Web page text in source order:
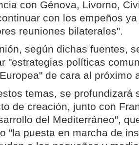
con Génova, Livorno,
con los empeños
reuniones bilaterales".
según dichas fuentes,
"estrategias políticas
de cara al próximo
temas, se profundizará
de creación, junto con
del Mediterráneo",
"la puesta en marcha de